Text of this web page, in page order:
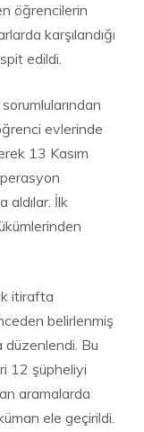
öğrencilerin
karşılandığı
edildi.
evlerinde
13 Kasım
aldılar. İlk
itirafta
belirlenmiş
Bu
12 şüpheliyi
aramalarda
ele geçirildi.